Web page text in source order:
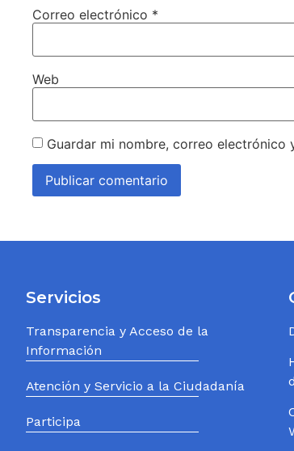
Correo electrónico *
Web
Guardar mi nombre, correo
Servicios
Transparencia y Acceso de la
Información
Atención y Servicio a la Ciudadanía
Participa